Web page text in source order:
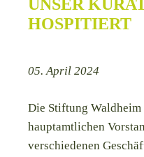
UNSER
HOSPITIERT
05. April 2024
Die Stiftung
hauptamtlichen
verschiedenen